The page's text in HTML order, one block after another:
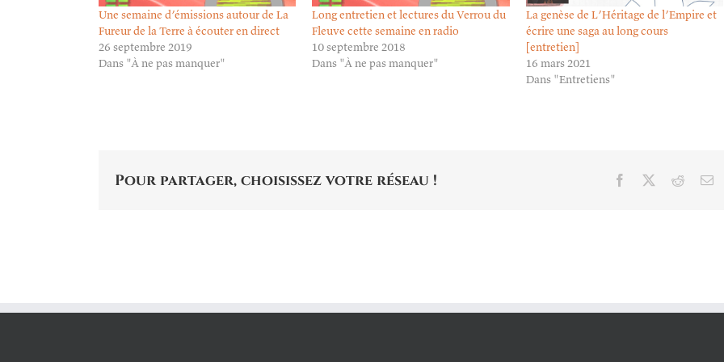
Une semaine d’émissions autour de La
Fureur de la Terre à écouter en direct
26 septembre 2019
Dans "À ne pas manquer"
Long entretien et lectures du Verrou du
Fleuve cette semaine en radio
10 septembre 2018
Dans "À ne pas manquer"
La genèse de L’Héritage de l’Empire et
écrire une saga au long cours
[entretien]
16 mars 2021
Dans "Entretiens"
Pour partager, choisissez votre réseau ! Facebook Reddit